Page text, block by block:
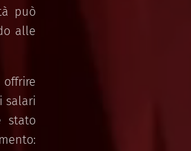
può
alle
salari
stato